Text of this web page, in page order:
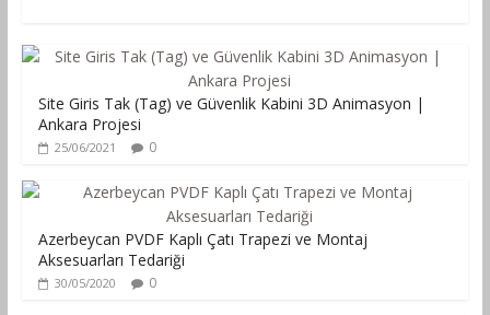
Site Giris Tak (Tag) ve Güvenlik Kabini 3D Animasyon |
Ankara Projesi
25/06/2021 0
Azerbeycan PVDF Kaplı Çatı Trapezi ve Montaj
Aksesuarları Tedariği
30/05/2020 0